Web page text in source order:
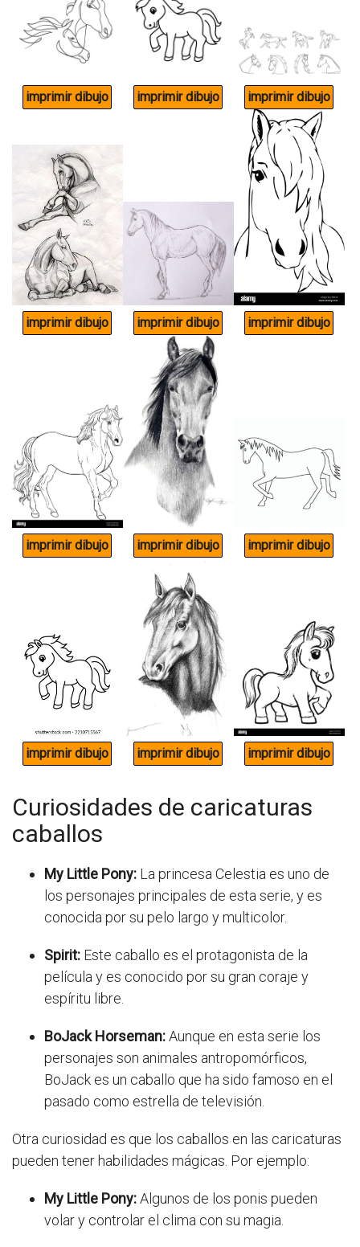
Curiosidades de caricaturas
caballos
My Little Pony: La princesa Celestia es uno de
los personajes principales de esta serie, y es
conocida por su pelo largo y multicolor.
Spirit: Este caballo es el protagonista de la
película y es conocido por su gran coraje y
espíritu libre.
BoJack Horseman:Aunque en esta serie los
personajes son animales antropomórficos,
BoJack es un caballo que ha sido famoso en el
pasado como estrella de televisión.
Otra curiosidad es que los caballos en las caricaturas
pueden tener habilidades mágicas. Por ejemplo:
My Little Pony:Algunos de los ponis pueden
volar y controlar el clima con su magia.